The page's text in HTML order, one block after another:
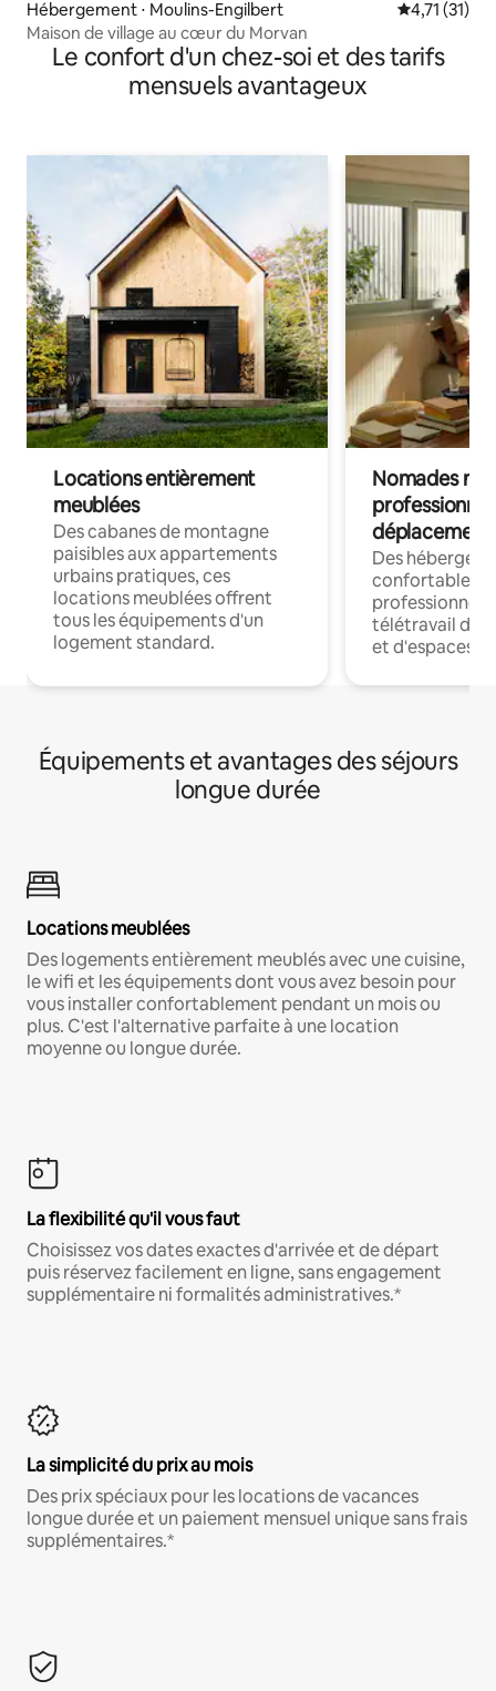
Hébergement ⋅ Moulins-Engilbert Évaluation
4,71 (31)
Maison de village au cœur du Morvan
Le confort d'un chez-soi et des tarifs
mensuels avantageux
Locations entièrement
meublées
Des cabanes de montagne
paisibles aux appartements
urbains pratiques, ces
locations meublées offrent
tous les équipements d'un
logement standard.
Nomades
déplacement
Des
confortables
professionnels
télétravail
et d'espaces
Équipements et avantages des séjours
longue durée
Locations meublées
Des logements entièrement meublés avec une cuisine,
le wifi et les équipements dont vous avez besoin pour
vous installer confortablement pendant un mois ou
plus. C'est l'alternative parfaite à une location
moyenne ou longue durée.
La flexibilité qu'il vous faut
Choisissez vos dates exactes d'arrivée et de départ
puis réservez facilement en ligne, sans engagement
supplémentaire ni formalités administratives.*
La simplicité du prix au mois
Des prix spéciaux pour les locations de vacances
longue durée et un paiement mensuel unique sans frais
supplémentaires.*